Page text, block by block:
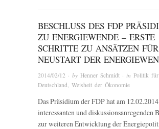
BESCHLUSS DES FDP
ZU ENERGIEWENDE – ERSTE
SCHRITTE ZU ANSÄTZEN
NEUSTART DER
2014/02/12 · by Henner Schmidt · in Politik für
Deutschland, Weisheit der Ökonomie
Das Präsidium der FDP hat am
interessanten und diskussionsanregenden
zur weiteren Entwicklung der